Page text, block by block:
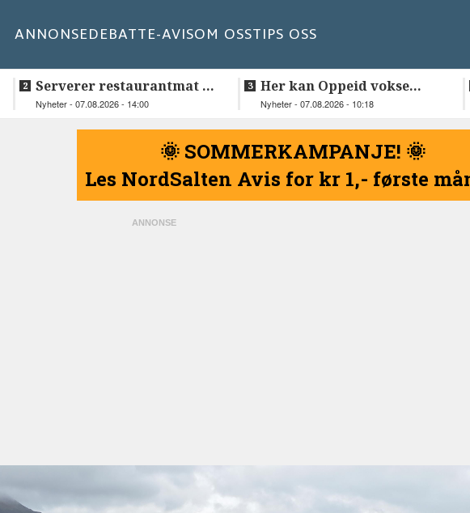
ANNONSEDEBATTE-AVISOM OSSTIPS OSS
Serverer restaurantmat til
beboerne
Nyheter - 07.08.2026 - 14:00
Her kan Oppeid vokse
videre
Nyheter - 07.08.2026 - 10:18
🌞 SOMMERKAMPANJE! 🌞
Les NordSalten Avis for kr 1,- første